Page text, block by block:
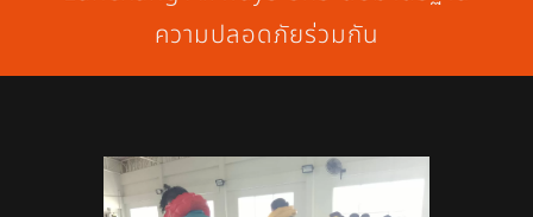
เกี่ยวกับมหาวิทยาลัย
สมัครเรียน
ความปลอดภัยร่วมกัน